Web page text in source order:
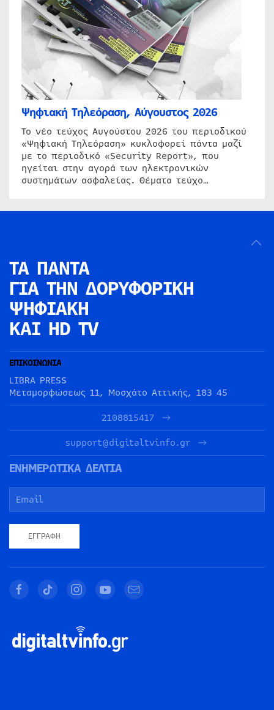
Ψηφιακή Τηλεόραση, Αύγουστος 2026
Το νέο τεύχος Αυγούστου 2026 του περιοδικού
«Ψηφιακή Τηλεόραση» κυκλοφορεί πάντα μαζί
με το περιοδικό «Security Report», που
ηγείται στην αγορά των ηλεκτρονικών
συστημάτων ασφαλείας. Θέματα τεύχο…
ΤΑ ΠΑΝΤΑ
ΓΙΑ ΤΗΝ ΔΟΡΥΦΟΡΙΚΗ
ΨΗΦΙΑΚΗ
ΚΑΙ HD TV
ΕΠΙΚΟΙΝΩΝΙΑ
LIBRA PRESS
Μεταμορφώσεως 11, Μοσχάτο Αττικής, 183 45
2108815417
support@digitaltvinfo.gr
ΕΝΗΜΕΡΩΤΙΚΑ ΔΕΛΤΙΑ
ΕΓΓΡΑΦΉ